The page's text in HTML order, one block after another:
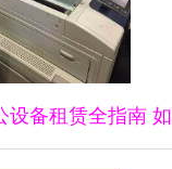
设备租赁全指南 如